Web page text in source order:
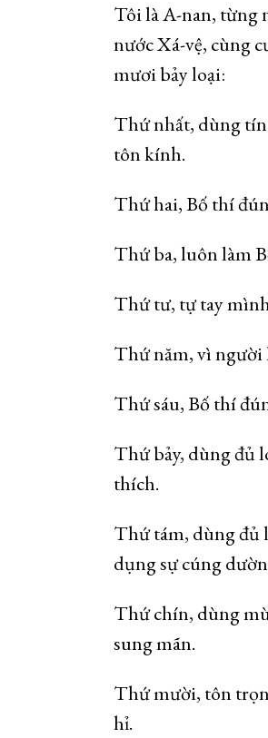
Tôi là A-nan, từng
nước Xá-vệ, cùng
mươi bảy loại:
Thứ nhất, dùng tín
tôn kính.
Thứ hai, Bố thí
Thứ ba, luôn làm
Thứ tư, tự tay
Thứ năm, vì người
Thứ sáu, Bố thí
Thứ bảy, dùng đủ
thích.
Thứ tám, dùng đủ
dụng sự cúng
Thứ chín, dùng
sung mãn.
Thứ mười, tôn
hỉ.